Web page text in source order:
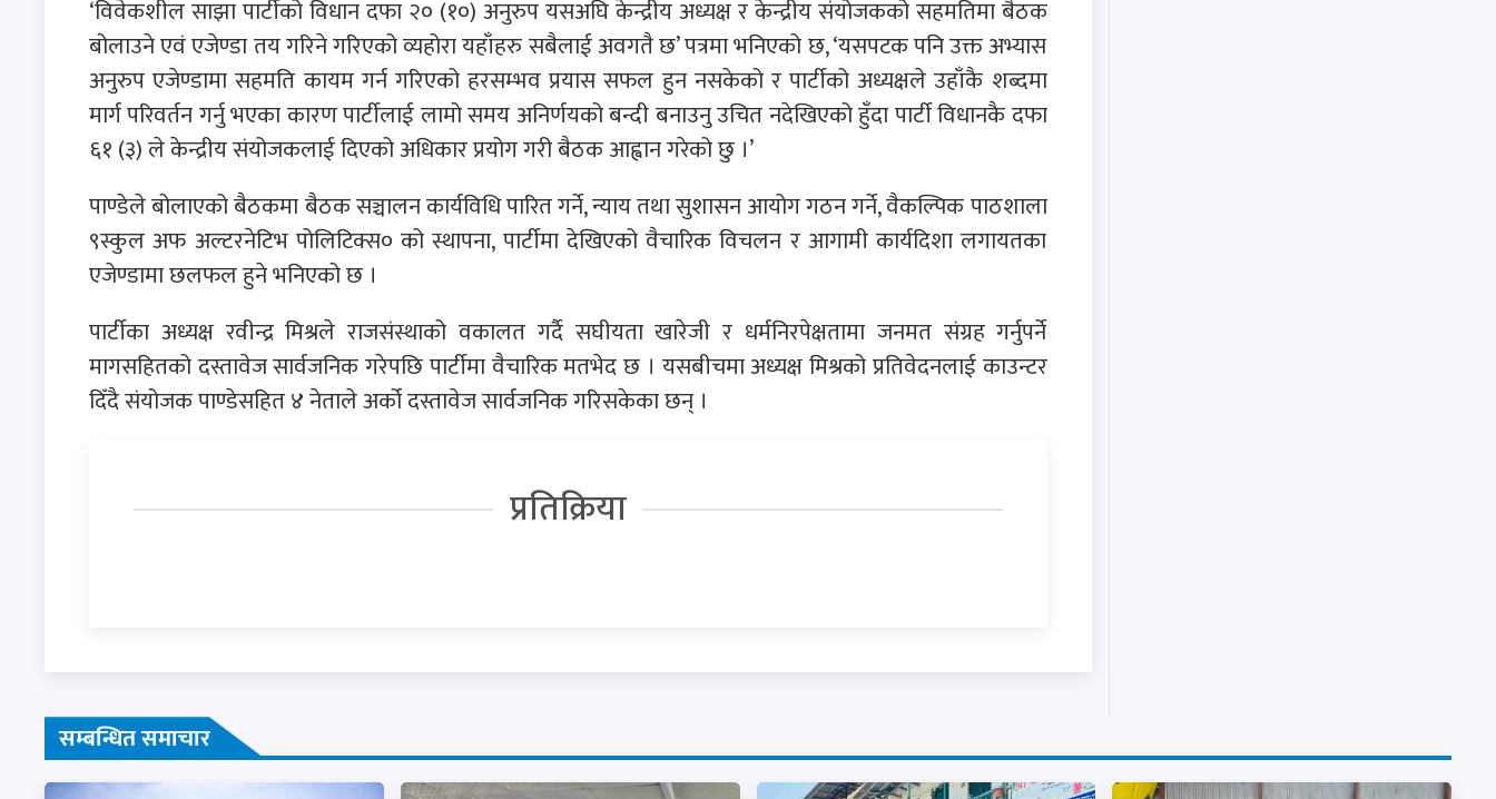
‘विवेकशील साझा पार्टीको विधान दफा २० (१०) अनुरुप यसअघि केन्द्रीय अध्यक्ष र केन्द्रीय संयोजकको सहमतिमा बैठक
बोलाउने एवं एजेण्डा तय गरिने गरिएको व्यहोरा यहाँहरु सबैलाई अवगतै छ’ पत्रमा भनिएको छ, ‘यसपटक पनि उक्त अभ्यास
अनुरुप एजेण्डामा सहमति कायम गर्न गरिएको हरसम्भव प्रयास सफल हुन नसकेको र पार्टीको अध्यक्षले उहाँकै शब्दमा
मार्ग परिवर्तन गर्नु भएका कारण पार्टीलाई लामो समय अनिर्णयको बन्दी बनाउनु उचित नदेखिएको हुँदा पार्टी विधानकै दफा
६१ (३) ले केन्द्रीय संयोजकलाई दिएको अधिकार प्रयोग गरी बैठक आह्वान गरेको छु ।’
पाण्डेले बोलाएको बैठकमा बैठक सञ्चालन कार्यविधि पारित गर्ने, न्याय तथा सुशासन आयोग गठन गर्ने, वैकल्पिक पाठशाला
९स्कुल अफ अल्टरनेटिभ पोलिटिक्स० को स्थापना, पार्टीमा देखिएको वैचारिक विचलन र आगामी कार्यदिशा लगायतका
एजेण्डामा छलफल हुने भनिएको छ ।
पार्टीका अध्यक्ष रवीन्द्र मिश्रले राजसंस्थाको वकालत गर्दै सघीयता खारेजी र धर्मनिरपेक्षतामा जनमत संग्रह गर्नुपर्ने
मागसहितको दस्तावेज सार्वजनिक गरेपछि पार्टीमा वैचारिक मतभेद छ । यसबीचमा अध्यक्ष मिश्रको प्रतिवेदनलाई काउन्टर
दिँदै संयोजक पाण्डेसहित ४ नेताले अर्को दस्तावेज सार्वजनिक गरिसकेका छन् ।
प्रतिक्रिया
सम्बन्धित समाचार